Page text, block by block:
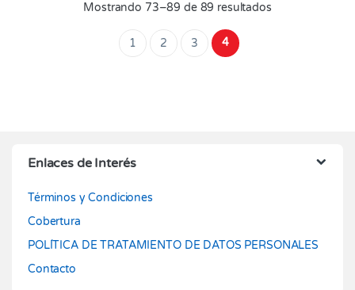
Mostrando 73–89 de 89 resultados
1 2 3 4
Enlaces de Interés
Términos y Condiciones
Cobertura
POLÍTICA DE TRATAMIENTO DE DATOS PERSONALES
Contacto